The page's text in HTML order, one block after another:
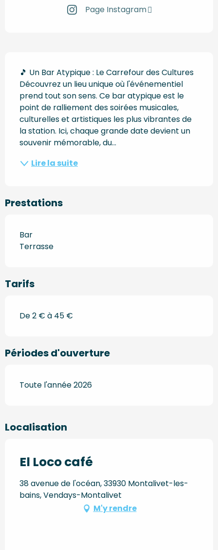
Page Instagram
🎵 Un Bar Atypique : Le Carrefour des Cultures
Découvrez un lieu unique où l'événementiel
prend tout son sens. Ce bar atypique est le
point de ralliement des soirées musicales,
culturelles et artistiques les plus vibrantes de
la station. Ici, chaque grande date devient un
souvenir mémorable, du...
Lire la suite
Prestations
Bar
Terrasse
Tarifs
De 2 € à 45 €
Périodes d'ouverture
Toute l'année 2026
Localisation
El Loco café
38 avenue de l'océan, 33930 Montalivet-les-
bains, Vendays-Montalivet
M'y rendre